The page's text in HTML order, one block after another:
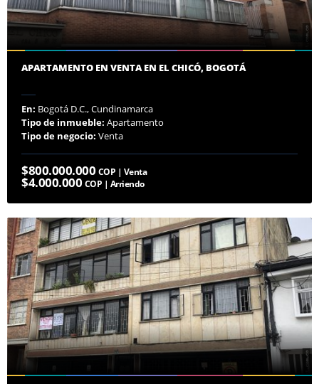
APARTAMENTO EN VENTA EN EL CHICÓ, BOGOTÁ
En: Bogotá D.C., Cundinamarca
Tipo de inmueble: Apartamento
Tipo de negocio: Venta
$800.000.000 COP | Venta
$4.000.000 COP | Arriendo